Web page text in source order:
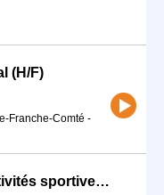
(H/F)
Franche-Comté -
Professeur / Professeure d'activités sportives (H/F)